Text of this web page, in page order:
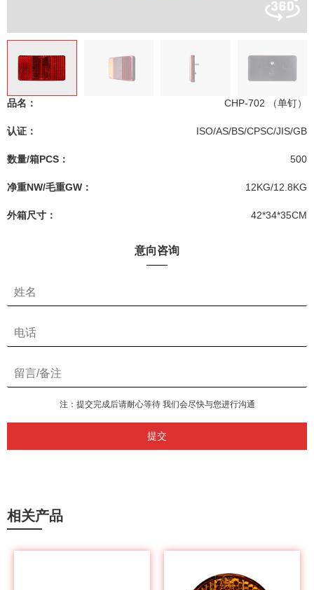
品名： CHP-702 （单钉）
认证： ISO/AS/BS/CPSC/JIS/GB
数量/箱PCS： 500
净重NW/毛重GW： 12KG/12.8KG
外箱尺寸： 42*34*35CM
意向咨询
提交
注：提交完成后请耐心等待 我们会尽快与您进行沟通
相关产品